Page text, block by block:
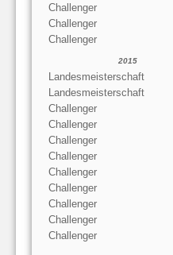
Challenger
Challenger
Challenger
2015
Landesmeisterschaft
Landesmeisterschaft
Challenger
Challenger
Challenger
Challenger
Challenger
Challenger
Challenger
Challenger
Challenger